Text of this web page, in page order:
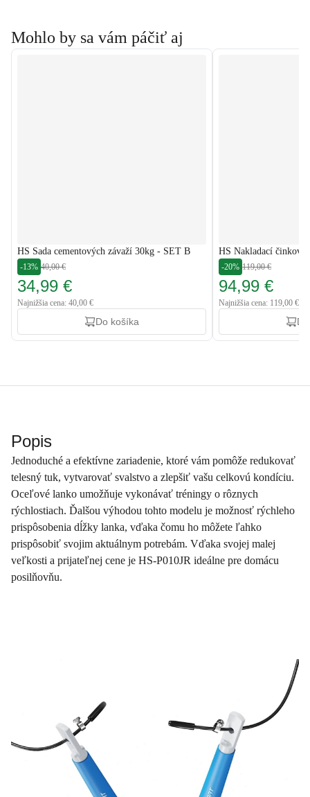
Mohlo by sa vám páčiť aj
HS Sada cementových závaží 30kg - SET B
-13% 40,00 €
34,99 €
Najnižšia cena: 40,00 €
Do košíka
HS Nakladací činkový
-20% 119,00 €
94,99 €
Najnižšia cena: 119,00 €
Popis
Jednoduché a efektívne zariadenie, ktoré vám pomôže redukovať
telesný tuk, vytvarovať svalstvo a zlepšiť vašu celkovú kondíciu.
Oceľové lanko umožňuje vykonávať tréningy o rôznych
rýchlostiach. Ďalšou výhodou tohto modelu je možnosť rýchleho
prispôsobenia dĺžky lanka, vďaka čomu ho môžete ľahko
prispôsobiť svojim aktuálnym potrebám. Vďaka svojej malej
veľkosti a prijateľnej cene je HS-P010JR ideálne pre domácu
posilňovňu.